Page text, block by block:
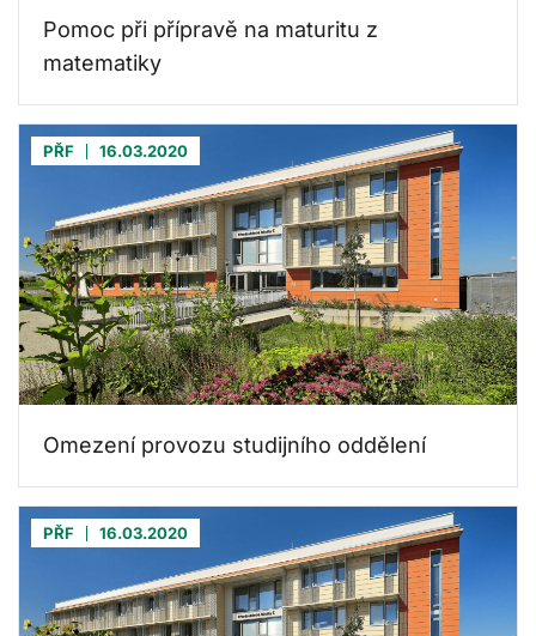
Pomoc při přípravě na maturitu z
matematiky
PŘF 16.03.2020
Omezení provozu studijního oddělení
PŘF 16.03.2020